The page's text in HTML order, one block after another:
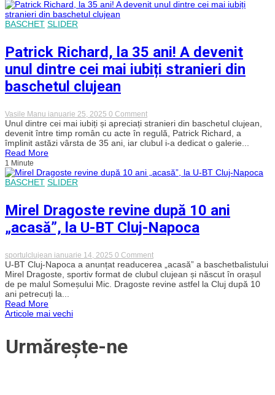
seria
mai
în
formă
echipe
BASCHET SLIDER
Patrick Richard, la 35 ani! A devenit
unul dintre cei mai iubiți stranieri din
baschetul clujean
Vasile Manu ianuarie 25, 2025 0 Commenton
Patrick
Richard,
la
35
devenit
mai
iubiți
stranieri
din
clujean
Unul dintre cei mai iubiți și apreciați stranieri din baschetul clujean,
devenit între timp român cu acte în regulă, Patrick Richard, a
împlinit astăzi vârsta de 35 ani, iar clubul i-a dedicat o galerie...
Read More
1 Minute
BASCHET SLIDER
Mirel Dragoste revine după 10 ani
„acasă”, la U-BT Cluj-Napoca
sportulclujean ianuarie 14, 2025 0 Commenton
Mirel
Dragoste
revine
după
U-BT Cluj-Napoca a anunțat readucerea „acasă” a baschetbalistului
Mirel Dragoste, sportiv format de clubul clujean și născut în orașul
de pe malul Someșului Mic. Dragoste revine astfel la Cluj după 10
ani petrecuți la...
Read More
Navigare
în
Articole mai vechi
Urmărește-ne